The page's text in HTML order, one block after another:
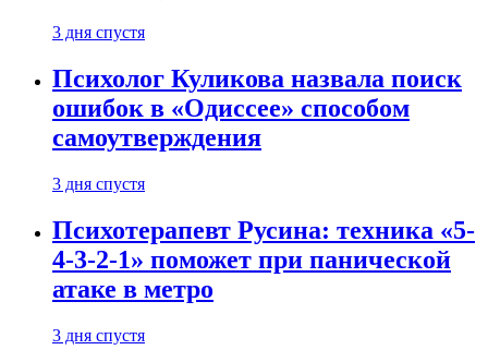
3 дня спустя
Психолог Куликова назвала поиск
ошибок в «Одиссее» способом
самоутверждения
3 дня спустя
Психотерапевт Русина: техника «5-
4-3-2-1» поможет при панической
атаке в метро
3 дня спустя